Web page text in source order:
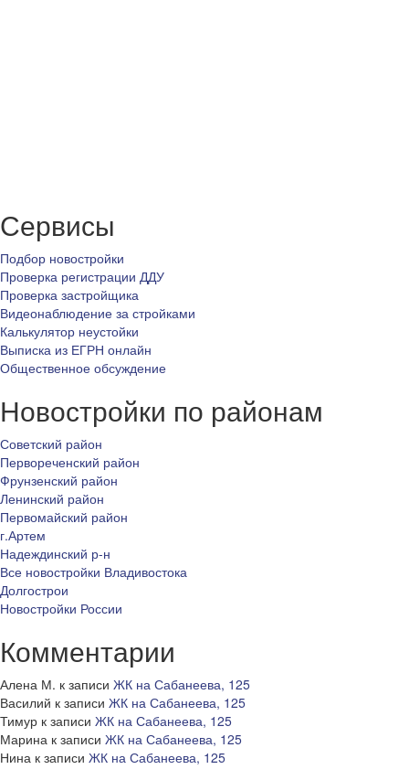
Сервисы
Подбор новостройки
Проверка регистрации ДДУ
Проверка застройщика
Видеонаблюдение за стройками
Калькулятор неустойки
Выписка из ЕГРН онлайн
Общественное обсуждение
Новостройки по районам
Советский район
Первореченский район
Фрунзенский район
Ленинский район
Первомайский район
г.Артем
Надеждинский р-н
Все новостройки Владивостока
Долгострои
Новостройки России
Комментарии
Алена М. к записи ЖК на Сабанеева, 125
Василий к записи ЖК на Сабанеева, 125
Тимур к записи ЖК на Сабанеева, 125
Марина к записи ЖК на Сабанеева, 125
Нина к записи ЖК на Сабанеева, 125